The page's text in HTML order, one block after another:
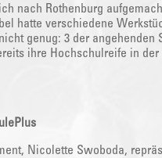
nach Rothenburg
hatte verschiedene
genug: 3 der
ihre Hochschulreife in
Nicolette Swoboda,